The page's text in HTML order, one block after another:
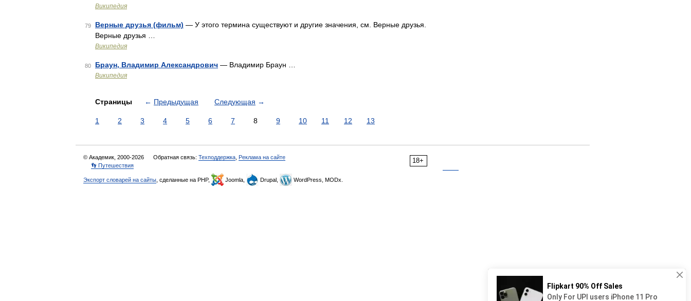
Википедия
79 Верные друзья (фильм) — У этого термина существуют и другие значения, см. Верные друзья.
Верные друзья …
Википедия
80 Браун, Владимир Александрович — Владимир Браун …
Википедия
Страницы ← Предыдущая Следующая →
1 2 3 4 5 6 7 8 9 10 11 12 13
18+
© Академик, 2000-2026 Обратная связь: Техподдержка Реклама на сайте
👣 Путешествия
Экспорт словарей на сайты , сделанные на PHP, Joomla, Drupal, WordPress, MODx.